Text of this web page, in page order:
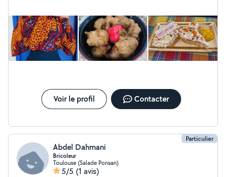
Voir le profil Contacter
Particulier
Abdel Dahmani
Bricoleur
Toulouse (Salade Ponsan)
5/5 (1 avis)